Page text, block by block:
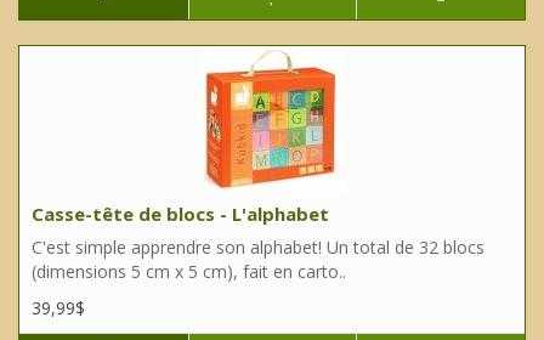
Casse-tête de blocs - L'alphabet
C'est simple apprendre son alphabet! Un total de 32 blocs
(dimensions 5 cm x 5 cm), fait en carto..
39,99$